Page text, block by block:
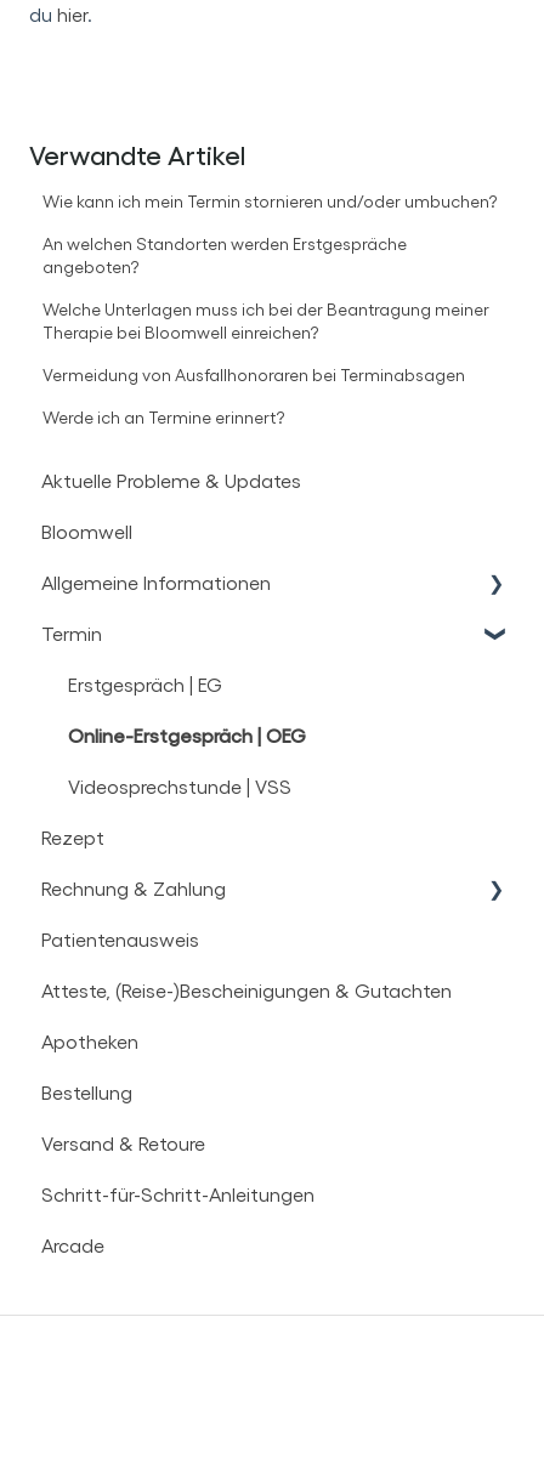
du hier.
Verwandte Artikel
Wie kann ich mein Termin stornieren und/oder umbuchen?
An welchen Standorten werden Erstgespräche
angeboten?
Welche Unterlagen muss ich bei der Beantragung meiner
Therapie bei Bloomwell einreichen?
Vermeidung von Ausfallhonoraren bei Terminabsagen
Werde ich an Termine erinnert?
Aktuelle Probleme & Updates
Bloomwell
Allgemeine Informationen
Medizinisches Cannabis
Therapie Informationen
Technische Themen
Termin
Erstgespräch | EG
Online-Erstgespräch | OEG
Videosprechstunde | VSS
Rezept
Rechnung & Zahlung
Sprechstunde & Rezeptanfrage
Apotheke
Kosten und Kostenübernahme
Patientenausweis
Atteste, (Reise-)Bescheinigungen & Gutachten
Apotheken
Bestellung
Versand & Retoure
Schritt-für-Schritt-Anleitungen
Arcade